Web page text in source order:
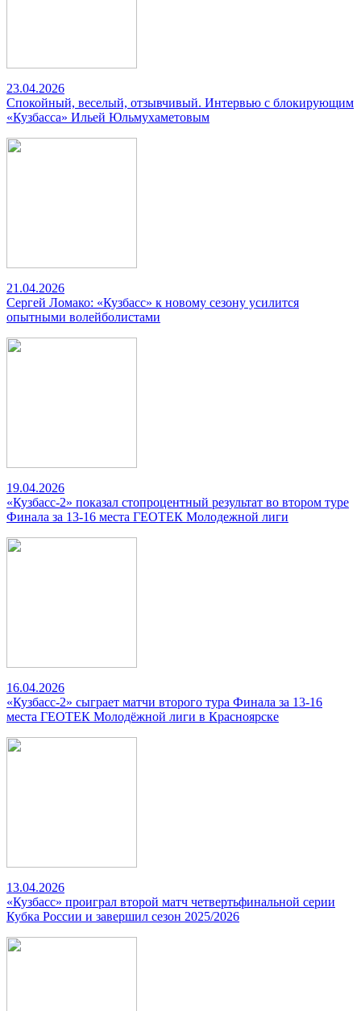
23.04.2026
Спокойный, веселый, отзывчивый. Интервью с блокирующим
«Кузбасса» Ильей Юльмухаметовым
21.04.2026
Сергей Ломако: «Кузбасс» к новому сезону усилится
опытными волейболистами
19.04.2026
«Кузбасс-2» показал стопроцентный результат во втором туре
Финала за 13-16 места ГЕОТЕК Молодежной лиги
16.04.2026
«Кузбасс-2» сыграет матчи второго тура Финала за 13-16
места ГЕОТЕК Молодёжной лиги в Красноярске
13.04.2026
«Кузбасс» проиграл второй матч четвертьфинальной серии
Кубка России и завершил сезон 2025/2026